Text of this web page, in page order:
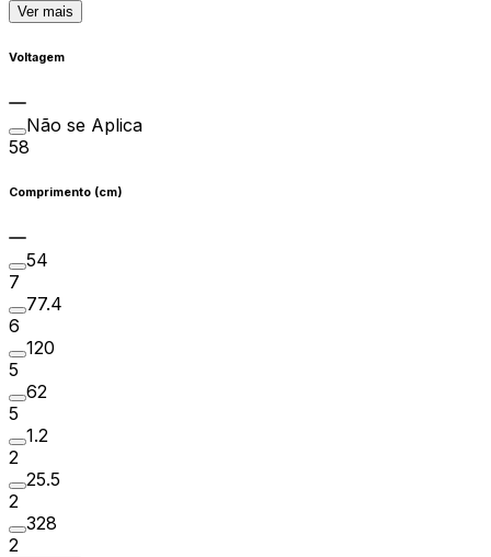
Ver mais
Voltagem
Não se Aplica
58
Comprimento (cm)
54
7
77.4
6
120
5
62
5
1.2
2
25.5
2
328
2